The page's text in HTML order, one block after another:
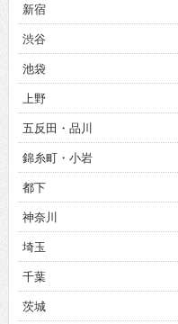
新宿
渋谷
池袋
上野
五反田・品川
錦糸町・小岩
都下
神奈川
埼玉
千葉
茨城